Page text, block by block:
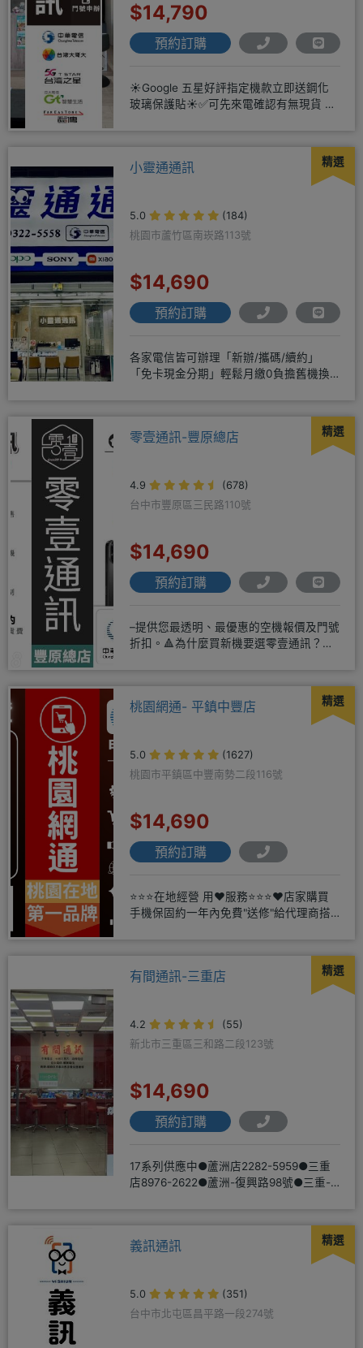
$14,790
預約訂購
☀️Google 五星好評指定機款立即送鋼化
玻璃保護貼☀️✅可先來電確認有無現貨 ☎️
精選
小靈通通訊
5.0
(184)
桃園市蘆竹區南崁路113號
$14,690
預約訂購
各家電信皆可辦理「新辦/攜碼/續約」
「免卡現金分期」輕鬆月繳0負擔舊機換
精選
零壹通訊-豐原總店
4.9
(678)
台中市豐原區三民路110號
$14,690
預約訂購
–提供您最透明、最優惠的空機報價及門號
折扣。🔺為什麼買新機要選零壹通訊？
精選
桃園網通- 平鎮中豐店
5.0
(1627)
桃園市平鎮區中豐南勢二段116號
$14,690
預約訂購
⭐⭐⭐在地經營 用❤️服務⭐⭐⭐❤️店家購買
手機保固約一年內免費"送修"給代理商搭
精選
有間通訊-三重店
4.2
(55)
新北市三重區三和路二段123號
$14,690
預約訂購
17系列供應中●蘆洲店2282-5959●三重
店8976-2622●蘆洲-復興路98號●三重-
精選
義訊通訊
5.0
(351)
台中市北屯區昌平路一段274號